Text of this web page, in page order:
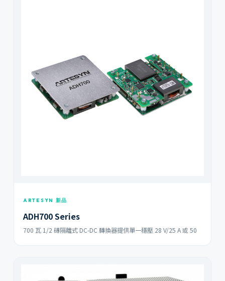
ARTESYN 新品
ADH700 Series
700 瓦 1/2 磚隔離式 DC-DC 轉換器提供單一穩壓 28 V/25 A 或 50